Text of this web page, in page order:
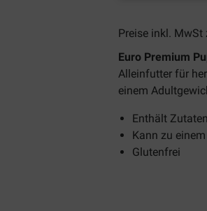
Preise inkl. MwSt
Euro Premium
Alleinfutter für
einem
Enthält
Kann zu
Glutenfrei